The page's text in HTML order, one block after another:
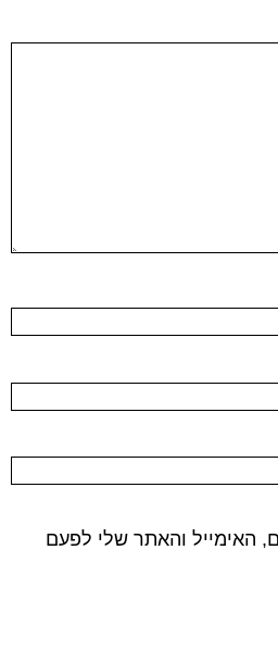
האימייל והאתר שלי לפעם